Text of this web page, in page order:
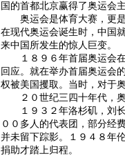
国的首都北京赢得了奥运会
奥运会是体育大赛，更是
在现代奥运会诞生时，中国
来中国所发生的惊人巨变。
１８９６年首届奥运会在
回应。就在举办首届奥运会
权被美国攫取。当时，对于
２０世纪三四十年代，奥
１９３２年洛杉矶，刘长
００多人的代表团，部分经
并未留下踪影。１９４８年
捐助才踏上归程。